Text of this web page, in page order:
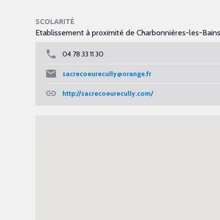
SCOLARITÉ
Etablissement à proximité de Charbonnières-les-Bains
04 78 33 11 30
sacrecoeurecully@orange.fr
http://sacrecoeurecully.com/